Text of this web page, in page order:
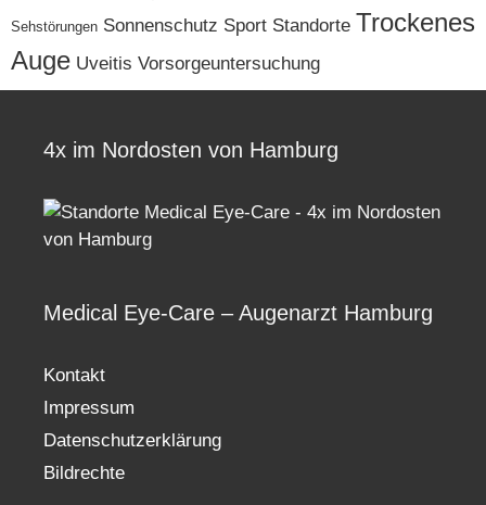
Sehstörungen Sonnenschutz Sport Standorte Trockenes
Auge Uveitis Vorsorgeuntersuchung
4x im Nordosten von Hamburg
Medical Eye-Care – Augenarzt Hamburg
Kontakt
Impressum
Datenschutzerklärung
Bildrechte